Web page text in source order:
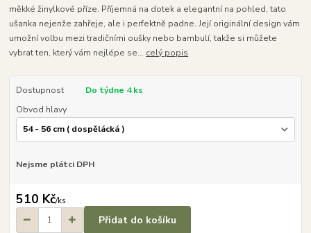
měkké žinylkové příze. Příjemná na dotek a elegantní na pohled, tato
ušanka nejenže zahřeje, ale i perfektně padne. Její originální design vám
umožní volbu mezi tradičními oušky nebo bambulí, takže si můžete
vybrat ten, který vám nejlépe se... celý popis
Dostupnost
Do týdne 4 ks
Obvod hlavy
Nejsme plátci DPH
510 Kč/ks
Přidat do košíku